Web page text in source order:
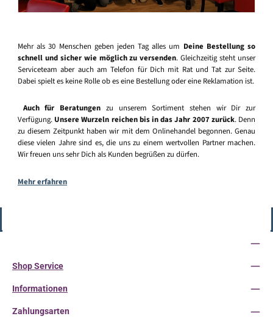
Mehr als 30 Menschen geben jeden Tag alles um Deine Bestellung so
schnell und sicher wie möglich zu versenden. Gleichzeitig steht unser
Serviceteam aber auch am Telefon für Dich mit Rat und Tat zur Seite.
Dabei spielt es keine Rolle ob es eine Bestellung oder eine Reklamation ist.
Auch für Beratungen zu unserem Sortiment stehen wir Dir zur
Verfügung. Unsere Wurzeln reichen bis in das Jahr 2007 zurück. Denn
zu diesem Zeitpunkt haben wir mit dem Onlinehandel begonnen. Genau
diese vielen Jahre sind es, die uns zu einem wertvollen Partner machen.
Wir freuen uns sehr Dich als Kunden begrüßen zu dürfen.
Mehr erfahren
Shop Service
Informationen
Zahlungsarten